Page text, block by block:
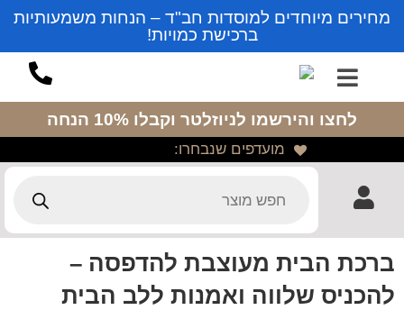
מחירים מיוחדים למוסדות חב"ד – הנחות משמעותיות
ברכישת כמויות!
לחצו והירשמו לניוזלטר וקבלו 10% הנחה
מועדפים שנבחרו:
ברכת הבית מעוצבת להדפסה –
להכניס שלווה ואמנות ללב הבית